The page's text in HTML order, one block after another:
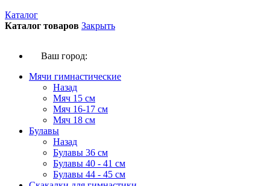
Каталог
Каталог товаров Закрыть
Ваш город:
Мячи гимнастические
Назад
Мяч 15 см
Мяч 16-17 см
Мяч 18 см
Булавы
Назад
Булавы 36 см
Булавы 40 - 41 см
Булавы 44 - 45 см